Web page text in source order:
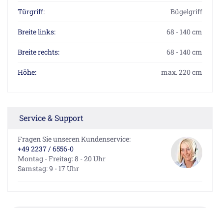
Türgriff: Bügelgriff
Breite links: 68 - 140 cm
Breite rechts: 68 - 140 cm
Höhe: max. 220 cm
Service & Support
Fragen Sie unseren Kundenservice:
+49 2237 / 6556-0
Montag - Freitag: 8 - 20 Uhr
Samstag: 9 - 17 Uhr